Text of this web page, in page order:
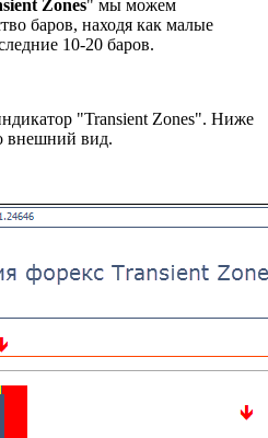
Zones" мы можем
баров, находя как малые
10-20 баров.
"Transient Zones". Ниже
внешний вид.